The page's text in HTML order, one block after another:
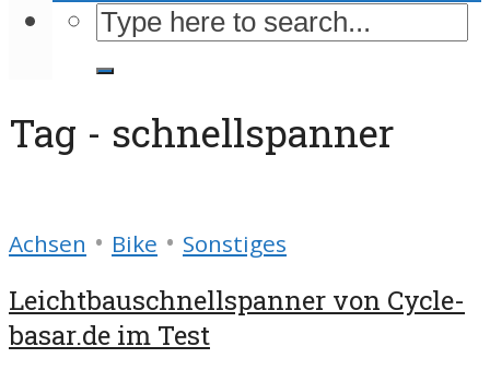
Tag - schnellspanner
Achsen • Bike • Sonstiges
Leichtbauschnellspanner von Cycle-
basar.de im Test